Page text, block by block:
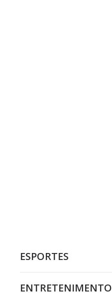
ESPORTES
ENTRETENIMENTO